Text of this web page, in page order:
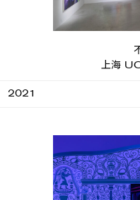
上海
2021